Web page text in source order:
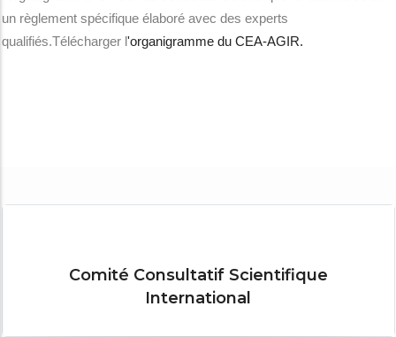
l'organigramme. Un comité consultatif scientifique fonctionne selon
un règlement spécifique élaboré avec des experts
qualifiés.Télécharger l
'organigramme du CEA-AGIR.
Comité Consultatif Scientifique